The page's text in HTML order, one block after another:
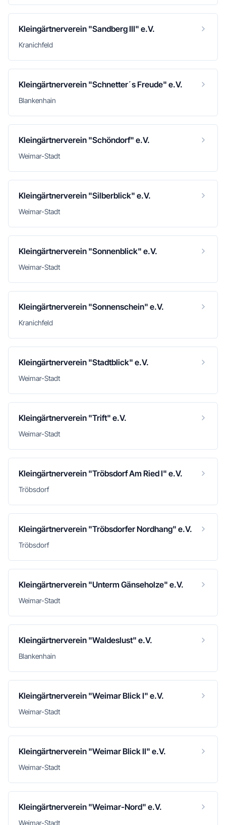
Kleingärtnerverein "Sandberg III" e.V.
Kranichfeld
Kleingärtnerverein "Schnetter´s Freude" e.V.
Blankenhain
Kleingärtnerverein "Schöndorf" e.V.
Weimar-Stadt
Kleingärtnerverein "Silberblick" e.V.
Weimar-Stadt
Kleingärtnerverein "Sonnenblick" e.V.
Weimar-Stadt
Kleingärtnerverein "Sonnenschein" e.V.
Kranichfeld
Kleingärtnerverein "Stadtblick" e.V.
Weimar-Stadt
Kleingärtnerverein "Trift" e.V.
Weimar-Stadt
Kleingärtnerverein "Tröbsdorf Am Ried I" e.V.
Tröbsdorf
Kleingärtnerverein "Tröbsdorfer Nordhang" e.V.
Tröbsdorf
Kleingärtnerverein "Unterm Gänseholze" e.V.
Weimar-Stadt
Kleingärtnerverein "Waldeslust" e.V.
Blankenhain
Kleingärtnerverein "Weimar Blick I" e.V.
Weimar-Stadt
Kleingärtnerverein "Weimar Blick II" e.V.
Weimar-Stadt
Kleingärtnerverein "Weimar-Nord" e.V.
Weimar-Stadt